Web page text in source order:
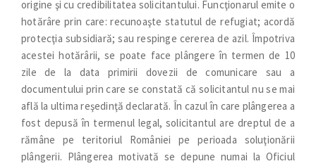
origine şi cu credibilitatea solicitantului. Funcţionarul emite o
hotărâre prin care: recunoaşte statutul de refugiat; acordă
protecţia subsidiară; sau respinge cererea de azil. Împotriva
acestei hotărârii, se poate face plângere în termen de 10
zile de la data primirii dovezii de comunicare sau a
documentului prin care se constată că solicitantul nu se mai
află la ultima reşedinţă declarată. În cazul în care plângerea a
fost depusă în termenul legal, solicitantul are dreptul de a
rămâne pe teritoriul României pe perioada soluţionării
plângerii. Plângerea motivată se depune numai la Oficiul